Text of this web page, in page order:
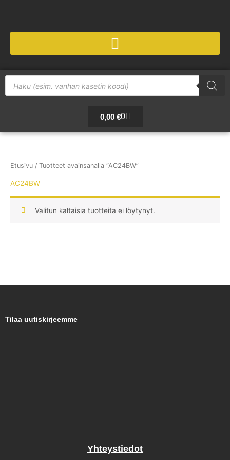
Products
search
0,00 €0
Cart
Etusivu / Tuotteet avainsanalla “AC24BW”
AC24BW
Valitun kaltaisia tuotteita ei löytynyt.
Tilaa uutiskirjeemme
Yhteystiedot